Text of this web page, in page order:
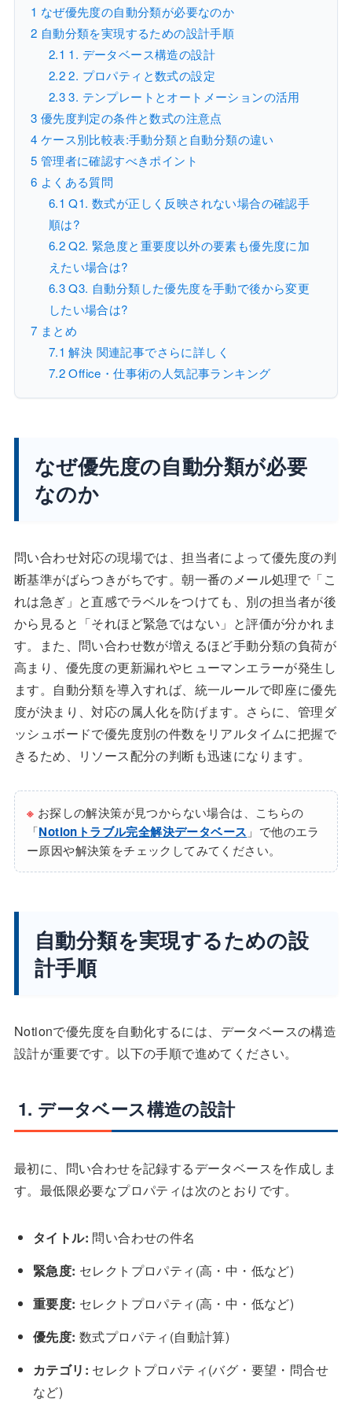
1 なぜ優先度の自動分類が必要なのか
2 自動分類を実現するための設計手順
2.1 1. データベース構造の設計
2.22. プロパティと数式の設定
2.33. テンプレートとオートメーションの活用
3 優先度判定の条件と数式の注意点
4 ケース別比較表:手動分類と自動分類の違い
5 管理者に確認すべきポイント
6 よくある質問
6.1 Q1. 数式が正しく反映されない場合の確認手
順は?
6.2Q2. 緊急度と重要度以外の要素も優先度に加
えたい場合は?
6.3Q3. 自動分類した優先度を手動で後から変更
したい場合は?
7 まとめ
7.1 解決 関連記事でさらに詳しく
7.2Office・仕事術の人気記事ランキング
なぜ優先度の自動分類が必要
なのか
問い合わせ対応の現場では、担当者によって優先度の判
断基準がばらつきがちです。朝一番のメール処理で「こ
れは急ぎ」と直感でラベルをつけても、別の担当者が後
から見ると「それほど緊急ではない」と評価が分かれま
す。また、問い合わせ数が増えるほど手動分類の負荷が
高まり、優先度の更新漏れやヒューマンエラーが発生し
ます。自動分類を導入すれば、統一ルールで即座に優先
度が決まり、対応の属人化を防げます。さらに、管理ダ
ッシュボードで優先度別の件数をリアルタイムに把握で
きるため、リソース配分の判断も迅速になります。
※ お探しの解決策が見つからない場合は、こちらの
「Notionトラブル完全解決データベース 」で他のエラ
ー原因や解決策をチェックしてみてください。
自動分類を実現するための設
計手順
Notionで優先度を自動化するには、データベースの構造
設計が重要です。以下の手順で進めてください。
1. データベース構造の設計
最初に、問い合わせを記録するデータベースを作成しま
す。最低限必要なプロパティは次のとおりです。
タイトル: 問い合わせの件名
緊急度: セレクトプロパティ(高・中・低など)
重要度: セレクトプロパティ(高・中・低など)
優先度: 数式プロパティ(自動計算)
カテゴリ: セレクトプロパティ(バグ・要望・問合せ
など)